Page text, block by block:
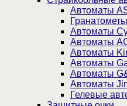
Автоматы
Гранатометы
Автоматы
Автоматы
Автоматы
Автоматы
Автоматы
Автоматы
Гелевые